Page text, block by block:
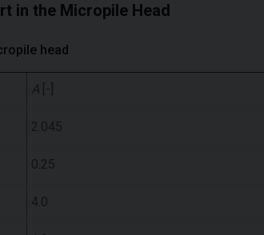
in the Micropile Head
head
A [-]
2.045
0.25
4.0